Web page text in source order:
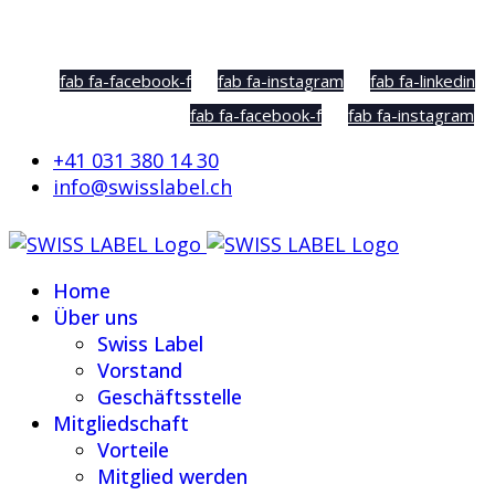
fab fa-facebook-f fab fa-instagram
fab fa-linkedin
fab fa-facebook-f
fab fa-instagram
+41 031 380 14 30
info@swisslabel.ch
Home
Über uns
Swiss Label
Vorstand
Geschäftsstelle
Mitgliedschaft
Vorteile
Mitglied werden